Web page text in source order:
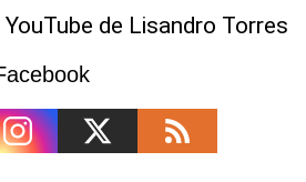
YouTube de Lisandro Torres